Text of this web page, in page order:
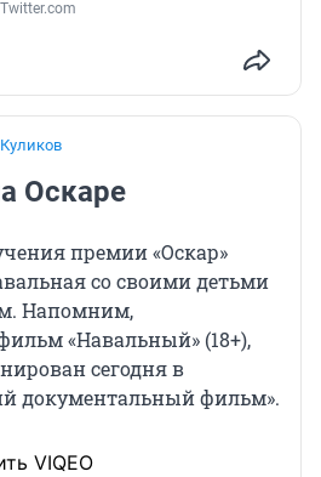
Оскаре
премии «Оскар»
со своими детьми
Напомним,
«Навальный» (18+),
сегодня в
документальный фильм».
VIQEO